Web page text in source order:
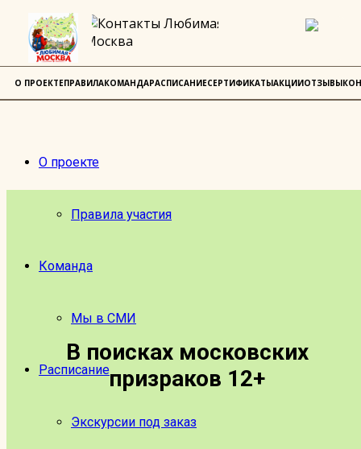
О проекте
Правила участия
Команда
Мы в СМИ
Расписание
Экскурсии под заказ
В поисках московских
призраков 12+
О ПРОЕКТЕПРАВИЛАКОМАНДАРАСПИСАНИЕСЕРТИФИКАТЫАКЦИИОТЗЫВЫ